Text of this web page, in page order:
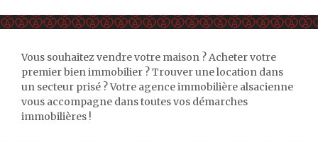
Vous souhaitez vendre votre maison ? Acheter votre
premier bien immobilier ? Trouver une location dans
un secteur prisé ? Votre agence immobilière alsacienne
vous accompagne dans toutes vos démarches
immobilières !